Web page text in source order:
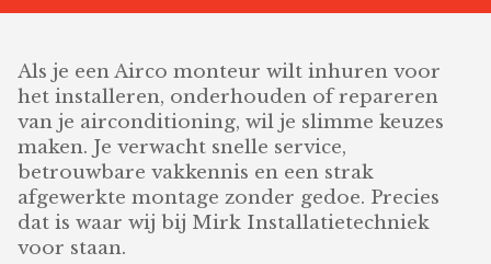
Als je een Airco monteur wilt inhuren voor
het installeren, onderhouden of repareren
van je airconditioning, wil je slimme keuzes
maken. Je verwacht snelle service,
betrouwbare vakkennis en een strak
afgewerkte montage zonder gedoe. Precies
dat is waar wij bij Mirk Installatietechniek
voor staan.